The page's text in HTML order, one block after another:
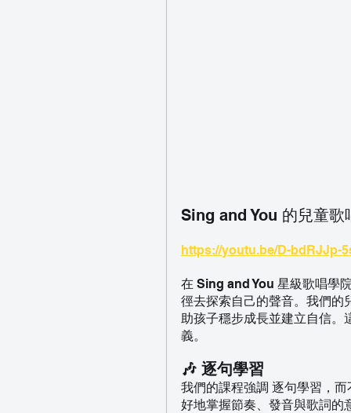
Sing and You 的兒童歌
https://youtu.be/D-bdRJJp-
在 Sing and You 星級歌唱學
徑去探索自己的聲音。我們的
助孩子穩步成長並建立自信。
義。
🎶 逐句學習
我們的課程強調 逐句學習，
好地掌握節奏、發音與歌詞的